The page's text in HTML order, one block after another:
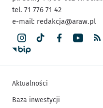
tel. 71 776 71 42
e-mail: redakcja@araw.pl
Aktualności
Baza inwestycji